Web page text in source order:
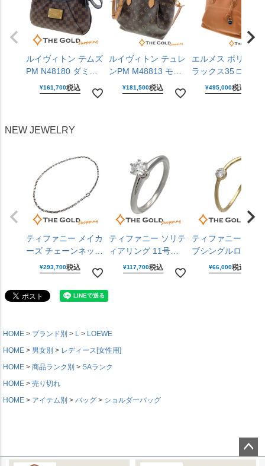
ルイヴィトン テムズ
PM N48180 ダミエ
キャンバス レザー
ブラウン 肩掛け ワ
VUITTON 【中古】
¥161,700税込
ルイヴィトン テュレ
ンPM M48813 モノ
グラム キャンバス
ブラウン 2WAY 斜め
¥181,500税込
エルメス ボリード
ラックス35 □P刻印
2012年 ライトブラ
ウン ヴォー・シッ
¥495,000税込
NEW JEWELRY
ティファニー メイカ
ーズ チェーンネック
レス 925 750 YG イ
エローゴールド シル
バーアクセサリー メ
ンズ レディース
¥293,700税込
ティファニー ソリテ
ィアリング 11号
PT950 ダイヤモンド
D0.33CT プラチナ
¥117,700税込
ティファニー ウェ
ブシングルロウダ
ヤモンドリング 9号
750 ダイヤモンド
¥66,000税込
HOME ブランド別 L
LOEWE
HOME
男女別
レディース[女性用]
HOME
商品ランク別
SAランク
HOME
売り切れ
HOME
アイテム別 バッグ ショルダーバッグ
ページ